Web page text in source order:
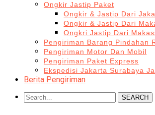
Ongkir Jastip Paket
Ongkir & Jastip Dari
Ongkir & Jastip Dari
Ongkri Jastip Dari
Pengiriman Barang Pindahan
Pengiriman Motor Dan Mobil
Pengiriman Paket Express
Ekspedisi Jakarta Surabaya
Berita Pengiriman
SEARCH